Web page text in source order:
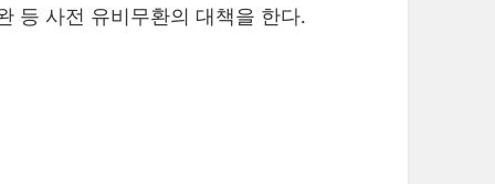
등 사전 유비무환의 대책을 한다.